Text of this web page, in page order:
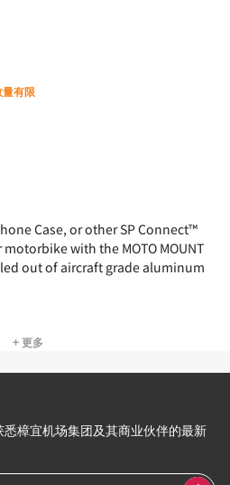
量有限
Case, or other SP Connect™
with the MOTO MOUNT
out of aircraft grade aluminum
+ 更多
樟宜机场集团及其商业伙伴的最新